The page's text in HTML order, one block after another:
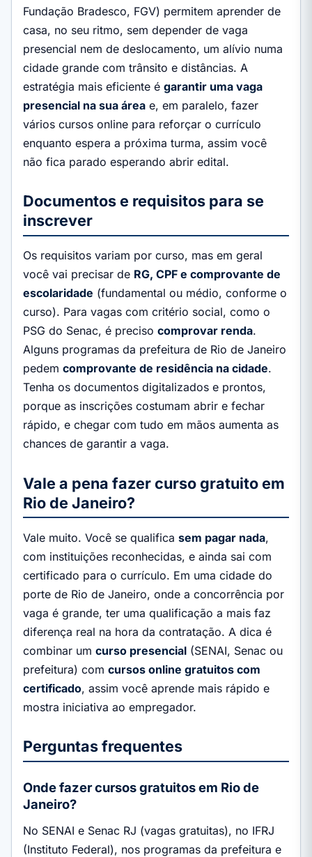
Fundação Bradesco, FGV) permitem aprender de
casa, no seu ritmo, sem depender de vaga
presencial nem de deslocamento, um alívio numa
cidade grande com trânsito e distâncias. A
estratégia mais eficiente é garantir uma vaga
presencial na sua área e, em paralelo, fazer
vários cursos online para reforçar o currículo
enquanto espera a próxima turma, assim você
não fica parado esperando abrir edital.
Documentos e requisitos para se
inscrever
Os requisitos variam por curso, mas em geral
você vai precisar de RG, CPF e comprovante de
escolaridade (fundamental ou médio, conforme o
curso). Para vagas com critério social, como o
PSG do Senac, é preciso comprovar renda.
Alguns programas da prefeitura de Rio de Janeiro
pedem comprovante de residência na cidade.
Tenha os documentos digitalizados e prontos,
porque as inscrições costumam abrir e fechar
rápido, e chegar com tudo em mãos aumenta as
chances de garantir a vaga.
Vale a pena fazer curso gratuito em
Rio de Janeiro?
Vale muito. Você se qualifica sem pagar nada,
com instituições reconhecidas, e ainda sai com
certificado para o currículo. Em uma cidade do
porte de Rio de Janeiro, onde a concorrência por
vaga é grande, ter uma qualificação a mais faz
diferença real na hora da contratação. A dica é
combinar um curso presencial (SENAI, Senac ou
prefeitura) com cursos online gratuitos com
certificado, assim você aprende mais rápido e
mostra iniciativa ao empregador.
Perguntas frequentes
Onde fazer cursos gratuitos em Rio de
Janeiro?
No SENAI e Senac RJ (vagas gratuitas), no IFRJ
(Instituto Federal), nos programas da prefeitura e